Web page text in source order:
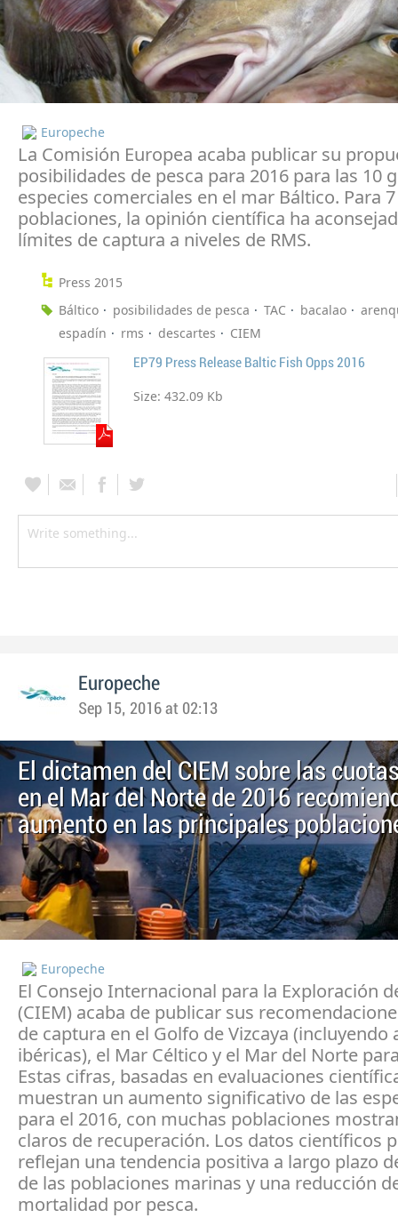
Europeche
La Comisión Europea acaba publicar su
posibilidades de pesca para 2016 para las 10
especies comerciales en el mar Báltico. Para
poblaciones, la opinión científica ha
límites de captura a niveles de RMS.
Press 2015
Báltico
posibilidades de pesca TAC bacalao
espadín
rms descartes CIEM
EP79 Press Release Baltic Fish Opps 2016
Size: 432.09 Kb
Europeche
Sep 15, 2016 at 02:13
El dictamen del CIEM sobre las
en el Mar del Norte de 2016
aumento en las principales
Europeche
El Consejo Internacional para la Exploración
(CIEM) acaba de publicar sus
de captura en el Golfo de Vizcaya (incluyendo
ibéricas), el Mar Céltico y el Mar del Norte
Estas cifras, basadas en evaluaciones
muestran un aumento significativo de las
para el 2016, con muchas poblaciones
claros de recuperación. Los datos científicos
reflejan una tendencia positiva a largo plazo
de las poblaciones marinas y una reducción
mortalidad por pesca.